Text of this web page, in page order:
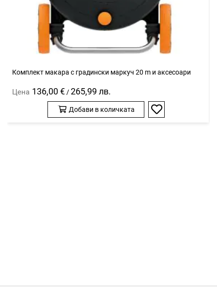
Комплект макара с градински маркуч 20 m и аксесоари
Цена 136,00 € /265,99 лв.
Добави в количката
Добави